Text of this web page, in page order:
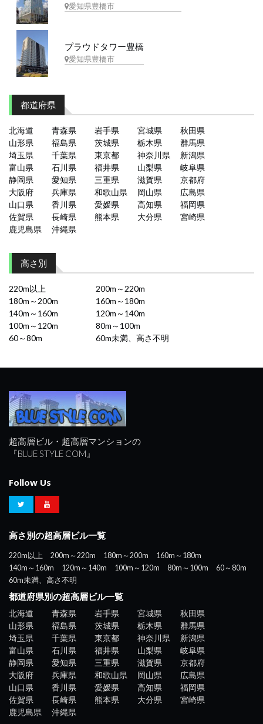
愛知県豊橋市
プラウドタワー豊橋
愛知県豊橋市
都道府県
北海道 青森県 岩手県 宮城県
秋田県
山形県
福島県 茨城県 栃木県
群馬県
埼玉県
千葉県 東京都 神奈川県
新潟県
富山県
石川県 福井県 山梨県
岐阜県
静岡県
愛知県 三重県 滋賀県
京都府
大阪府
兵庫県 和歌山県 岡山県
広島県
山口県
香川県 愛媛県 高知県
福岡県
佐賀県
長崎県 熊本県 大分県
宮崎県
鹿児島県
沖縄県
高さ別
220m以上
200m～220m
180m～200m
160m～180m
140m～160m
120m～140m
100m～120m
80m～100m
60～80m
60m未満、高さ不明
超高層ビル・超高層マンションの
『BLUE STYLE COM』
Follow Us
高さ別の超高層ビル一覧
220m以上 200m～220m 180m～200m
160m～180m
140m～160m
120m～140m 100m～120m 80m～100m
60～80m
60m未満、高さ不明
都道府県別の超高層ビル一覧
北海道 青森県 岩手県 宮城県
秋田県
山形県
福島県 茨城県 栃木県
群馬県
埼玉県
千葉県 東京都 神奈川県
新潟県
富山県
石川県 福井県 山梨県
岐阜県
静岡県
愛知県 三重県 滋賀県
京都府
大阪府
兵庫県 和歌山県 岡山県
広島県
山口県
香川県 愛媛県 高知県
福岡県
佐賀県
長崎県 熊本県 大分県
宮崎県
鹿児島県
沖縄県